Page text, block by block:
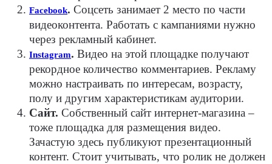
Facebook. Соцсеть занимает 2 место по части
видеоконтента. Работать с кампаниями нужно
через рекламный кабинет.
Instagram. Видео на этой площадке получают
рекордное количество комментариев. Рекламу
можно настраивать по интересам, возрасту,
полу и другим характеристикам аудитории.
Сайт. Собственный сайт интернет-магазина –
тоже площадка для размещения видео.
Зачастую здесь публикуют презентационный
контент. Стоит учитывать, что ролик не должен